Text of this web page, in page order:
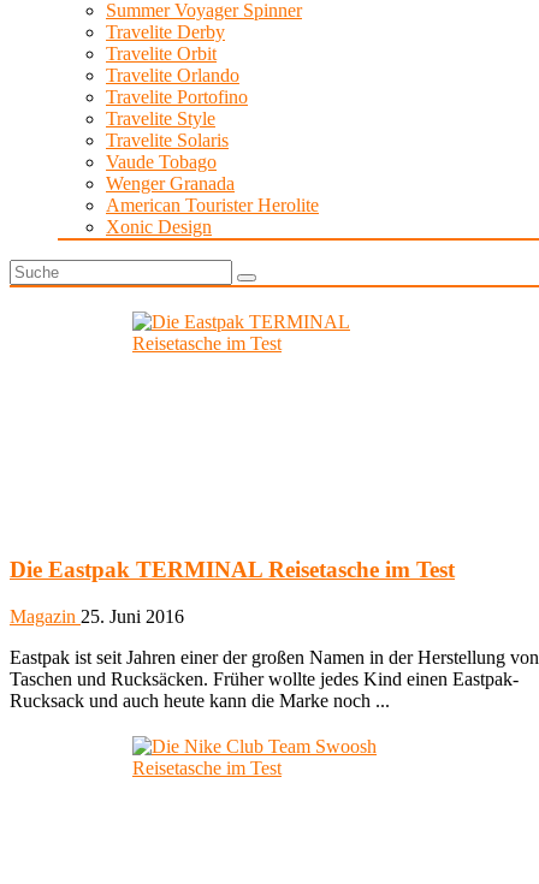
Summer Voyager Spinner
Travelite Derby
Travelite Orbit
Travelite Orlando
Travelite Portofino
Travelite Style
Travelite Solaris
Vaude Tobago
Wenger Granada
American Tourister Herolite
Xonic Design
Die Eastpak TERMINAL Reisetasche im Test
Magazin 25. Juni 2016
Eastpak ist seit Jahren einer der großen Namen in der Herstellung von
Taschen und Rucksäcken. Früher wollte jedes Kind einen Eastpak-
Rucksack und auch heute kann die Marke noch ...